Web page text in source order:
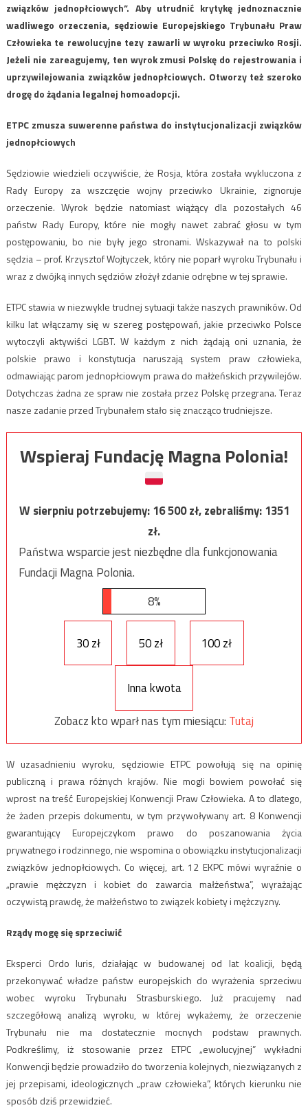
związków jednopłciowych”. Aby utrudnić krytykę jednoznacznie
wadliwego orzeczenia, sędziowie Europejskiego Trybunału Praw
Człowieka te rewolucyjne tezy zawarli w wyroku przeciwko Rosji.
Jeżeli nie zareagujemy, ten wyrok zmusi Polskę do rejestrowania i
uprzywilejowania związków jednopłciowych. Otworzy też szeroko
drogę do żądania legalnej homoadopcji.
ETPC zmusza suwerenne państwa do instytucjonalizacji związków
jednopłciowych
Sędziowie wiedzieli oczywiście, że Rosja, która została wykluczona z
Rady Europy za wszczęcie wojny przeciwko Ukrainie, zignoruje
orzeczenie. Wyrok będzie natomiast wiążący dla pozostałych 46
państw Rady Europy, które nie mogły nawet zabrać głosu w tym
postępowaniu, bo nie były jego stronami. Wskazywał na to polski
sędzia – prof. Krzysztof Wojtyczek, który nie poparł wyroku Trybunału i
wraz z dwójką innych sędziów złożył zdanie odrębne w tej sprawie.
ETPC stawia w niezwykle trudnej sytuacji także naszych prawników. Od
kilku lat włączamy się w szereg postępowań, jakie przeciwko Polsce
wytoczyli aktywiści LGBT. W każdym z nich żądają oni uznania, że
polskie prawo i konstytucja naruszają system praw człowieka,
odmawiając parom jednopłciowym prawa do małżeńskich przywilejów.
Dotychczas żadna ze spraw nie została przez Polskę przegrana. Teraz
nasze zadanie przed Trybunałem stało się znacząco trudniejsze.
Wspieraj Fundację Magna Polonia!
W sierpniu potrzebujemy:16 500zł, zebraliśmy:1351
zł.
Państwa wsparcie jest niezbędne dla funkcjonowania
Fundacji Magna Polonia.
8%
30 zł 50 zł 100 zł
Inna kwota
Zobacz kto wparł nas tym miesiącu: Tutaj
W uzasadnieniu wyroku, sędziowie ETPC powołują się na opinię
publiczną i prawa różnych krajów. Nie mogli bowiem powołać się
wprost na treść Europejskiej Konwencji Praw Człowieka. A to dlatego,
że żaden przepis dokumentu, w tym przywoływany art. 8 Konwencji
gwarantujący Europejczykom prawo do poszanowania życia
prywatnego i rodzinnego, nie wspomina o obowiązku instytucjonalizacji
związków jednopłciowych. Co więcej, art. 12 EKPC mówi wyraźnie o
„prawie mężczyzn i kobiet do zawarcia małżeństwa”, wyrażając
oczywistą prawdę, że małżeństwo to związek kobiety i mężczyzny.
Rządy mogę się sprzeciwić
Eksperci Ordo Iuris, działając w budowanej od lat koalicji, będą
przekonywać władze państw europejskich do wyrażenia sprzeciwu
wobec wyroku Trybunału Strasburskiego. Już pracujemy nad
szczegółową analizą wyroku, w której wykażemy, że orzeczenie
Trybunału nie ma dostatecznie mocnych podstaw prawnych.
Podkreślimy, iż stosowanie przez ETPC „ewolucyjnej” wykładni
Konwencji będzie prowadziło do tworzenia kolejnych, niezwiązanych z
jej przepisami, ideologicznych „praw człowieka”, których kierunku nie
sposób dziś przewidzieć.